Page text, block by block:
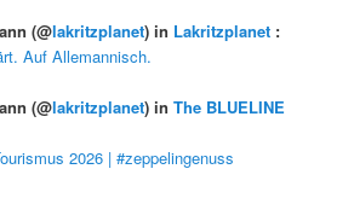
(@lakritzplanet) in Lakritzplanet :
Auf Allemannisch.
(@lakritzplanet) inThe BLUELINE
2026 | #zeppelingenuss